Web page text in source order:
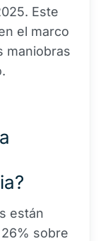
Este
el marco
maniobras
están
sobre